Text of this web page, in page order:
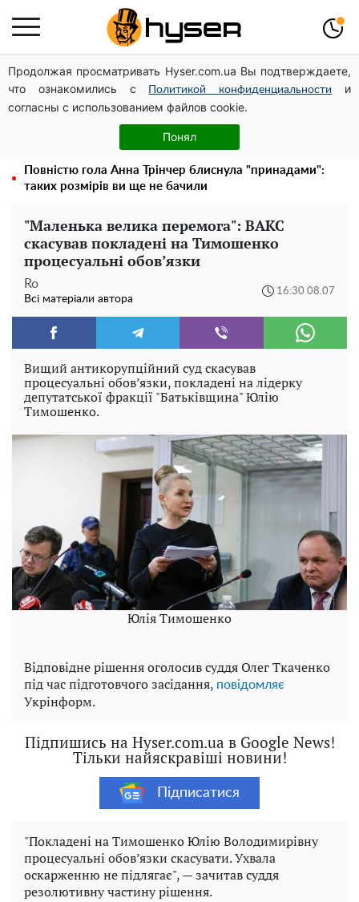
Продолжая просматривать Hyser.com.ua Вы подтверждаете,
что ознакомились с
Политикой конфиденциальности
и
согласны с использованием файлов cookie.
Понял
Дрони із націнкою: Олександр Конотопський вивів
мільйони оборонного бюджету через фіктивну фірму в
Естонії
Олена Тополя злив відео – це далеко не все: фронтмен
"Антитіла" Тарас Тополя став наступним
Повністю гола Анна Трінчер блиснула "принадами":
таких розмірів ви ще не бачили
"Маленька велика перемога": ВАКС
скасував покладені на Тимошенко
процесуальні обов’язки
Ro
Всі матеріали автора
16:30 08.07
Вищий антикорупційний суд скасував
процесуальні обов’язки, покладені на лідерку
депутатської фракції "Батьківщина" Юлію
Тимошенко.
Юлія Тимошенко
Відповідне рішення оголосив суддя Олег Ткаченко
під час підготовчого засідання, повідомляє
Укрінформ.
Підпишись на Hyser.com.ua в Google News!
Тільки найяскравіші новини!
Підписатися
"Покладені на Тимошенко Юлію Володимирівну
процесуальні обов’язки скасувати. Ухвала
оскарженню не підлягає", — зачитав суддя
резолютивну частину рішення.